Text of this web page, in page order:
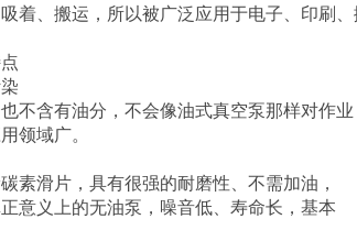
着、搬运，所以被广泛应用于电子、印刷
不含有油分，不会像油式真空泵那样对作业
领域广。
素滑片，具有很强的耐磨性、不需加油，
意义上的无油泵，噪音低、寿命长，基本